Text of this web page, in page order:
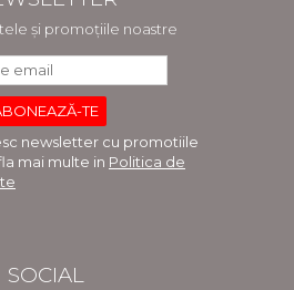
și promoțiile noastre
newsletter cu promotiile
mai multe in Politica de
SOCIAL